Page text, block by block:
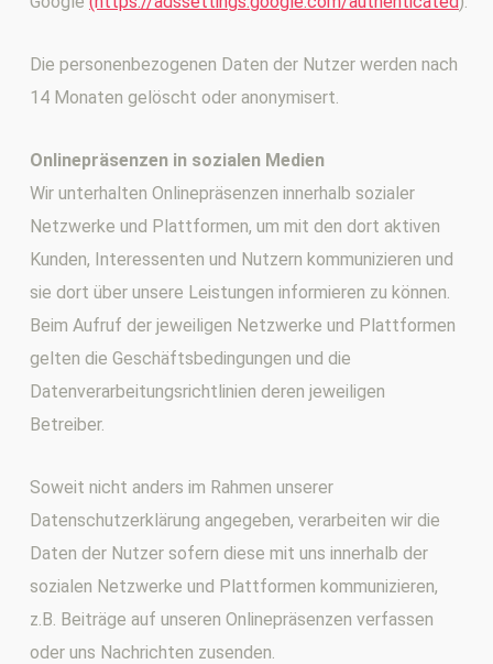
Die personenbezogenen Daten der Nutzer werden nach
14 Monaten gelöscht oder anonymisert.
Onlinepräsenzen in sozialen Medien
Wir unterhalten Onlinepräsenzen innerhalb sozialer
Netzwerke und Plattformen, um mit den dort aktiven
Kunden, Interessenten und Nutzern kommunizieren und
sie dort über unsere Leistungen informieren zu können.
Beim Aufruf der jeweiligen Netzwerke und Plattformen
gelten die Geschäftsbedingungen und die
Datenverarbeitungsrichtlinien deren jeweiligen
Betreiber.
Soweit nicht anders im Rahmen unserer
Datenschutzerklärung angegeben, verarbeiten wir die
Daten der Nutzer sofern diese mit uns innerhalb der
sozialen Netzwerke und Plattformen kommunizieren,
z.B. Beiträge auf unseren Onlinepräsenzen verfassen
oder uns Nachrichten zusenden.